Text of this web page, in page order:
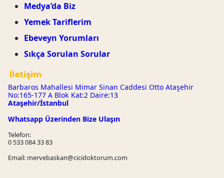
Medya’da Biz
Yemek Tariflerim
Ebeveyn Yorumları
Sıkça Sorulan Sorular
İletişim
Barbaros Mahallesi Mimar Sinan Caddesi Otto Ataşehir
No:165-177 A Blok Kat:2 Daire:13
Ataşehir/İstanbul
Whatsapp Üzerinden Bize Ulaşın
Telefon:
0 533 084 33 83
Email: mervebaskan@cicidoktorum.com